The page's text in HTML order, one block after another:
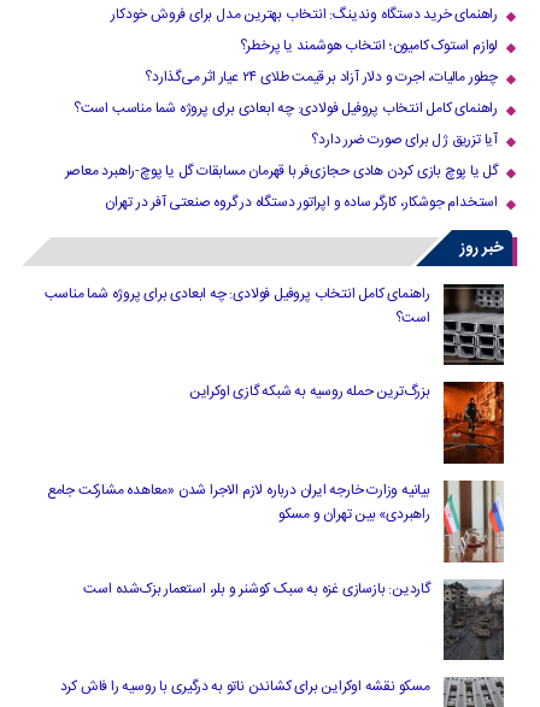
راهنمای خرید دستگاه وندینگ: انتخاب بهترین مدل برای فروش خودکار
لوازم استوک کامیون؛ انتخاب هوشمند یا پرخطر؟
چطور مالیات، اجرت و دلار آزاد بر قیمت طلای ۲۴ عیار اثر می‌گذارد؟
راهنمای کامل انتخاب پروفیل فولادی: چه ابعادی برای پروژه شما مناسب است؟
آیا تزریق ژل برای صورت ضرر دارد​؟
گل یا پوچ بازی کردن هادی حجازی‌فر با قهرمان مسابقات گل یا پوچ-راهبرد معاصر
استخدام جوشکار، کارگر ساده و اپراتور دستگاه در گروه صنعتی آفر در تهران
خبر روز
راهنمای کامل انتخاب پروفیل فولادی: چه ابعادی برای پروژه شما مناسب
است؟
بزرگ‌ترین حمله روسیه به شبکه گازی اوکراین
بیانیه وزارت خارجه ایران درباره لازم‌ الاجرا شدن «معاهده مشارکت جامع
راهبردی» بین تهران و مسکو
گاردین: بازسازی غزه به سبک کوشنر و بلر، استعمار بزک‌شده است
مسکو نقشه اوکراین برای کشاندن ناتو به درگیری با روسیه را فاش کرد